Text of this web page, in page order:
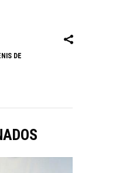
DE